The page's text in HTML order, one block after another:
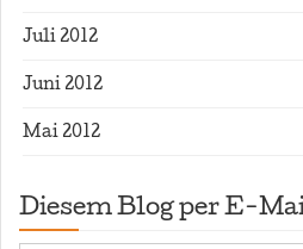
Juli 2012
Juni 2012
Mai 2012
Diesem Blog per E-